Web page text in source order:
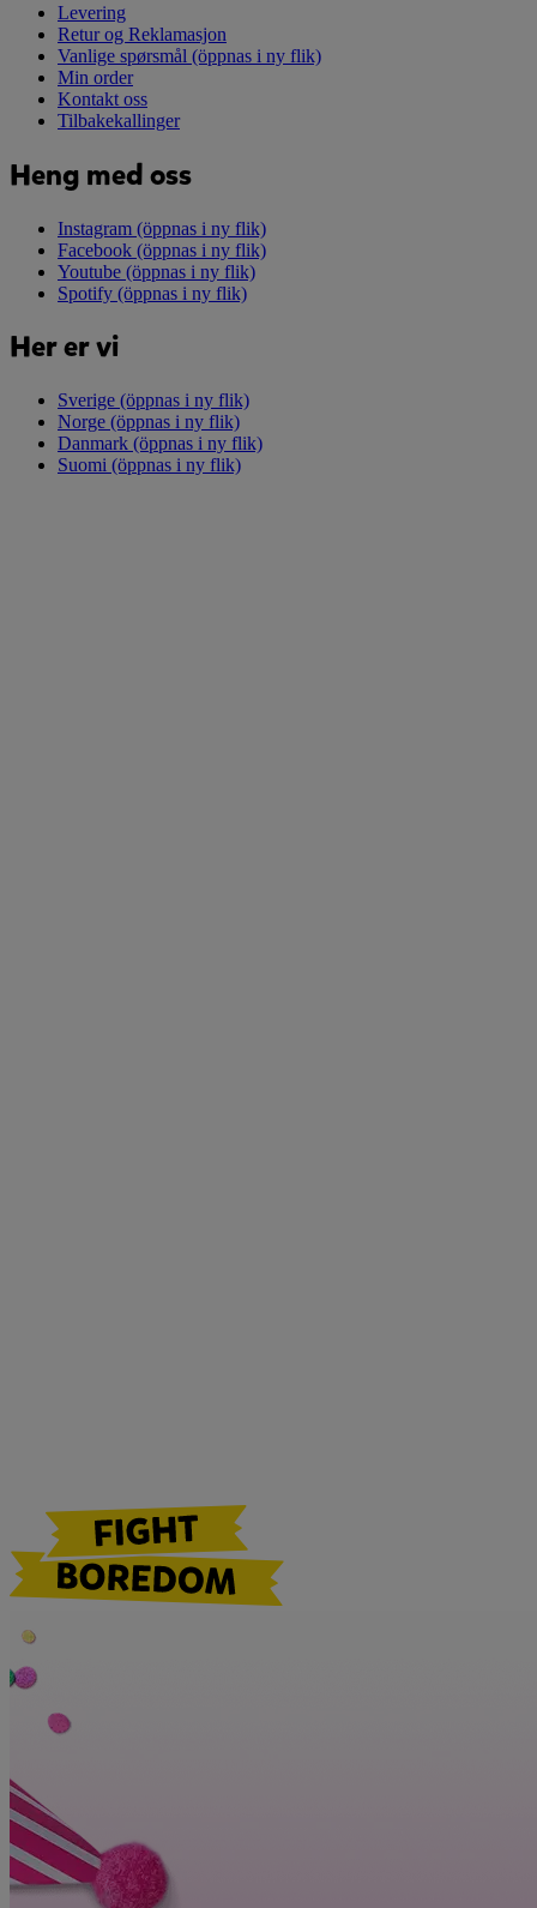
Levering
Retur og Reklamasjon
Vanlige spørsmål (öppnas i ny flik)
Min order
Kontakt oss
Tilbakekallinger
Heng med oss
Instagram (öppnas i ny flik)
Facebook (öppnas i ny flik)
Youtube (öppnas i ny flik)
Spotify (öppnas i ny flik)
Her er vi
Sverige (öppnas i ny flik)
Norge (öppnas i ny flik)
Danmark (öppnas i ny flik)
Suomi (öppnas i ny flik)